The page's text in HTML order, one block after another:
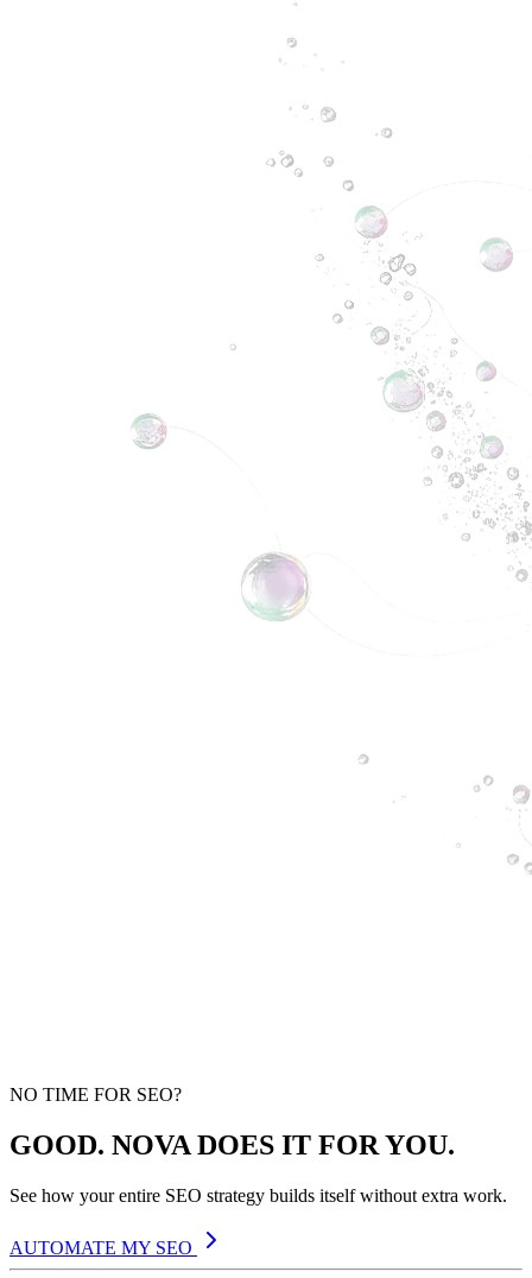
NO TIME FOR SEO?
GOOD. NOVA DOES IT FOR YOU.
See how your entire SEO strategy builds itself without extra work.
AUTOMATE MY SEO